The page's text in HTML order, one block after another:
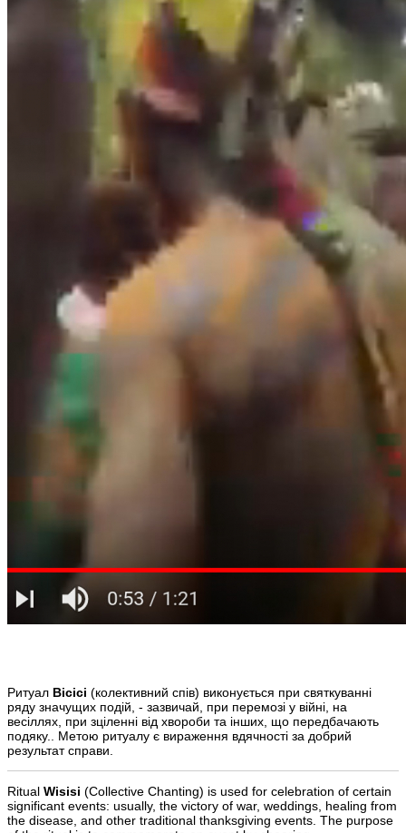
Ритуал Вісісі (колективний спів) виконується при святкуванні
ряду значущих подій, - зазвичай, при перемозі у війні, на
весіллях, при зціленні від хвороби та інших, що передбачають
подяку.. Метою ритуалу є вираження вдячності за добрий
результат справи.
Ritual Wisisi (Collective Chanting) is used for celebration of certain
significant events: usually, the victory of war, weddings, healing from
the disease, and other traditional thanksgiving events. The purpose